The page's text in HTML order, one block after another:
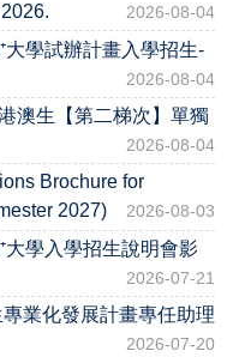
2026-08-04
大學試辦計畫入學招生-
2026-08-04
澳生【第二梯次】單獨
2026-08-04
Brochure for
2027)
2026-08-03
大學入學招生說明會影
2026-07-21
業化發展計畫專任助理
2026-07-20